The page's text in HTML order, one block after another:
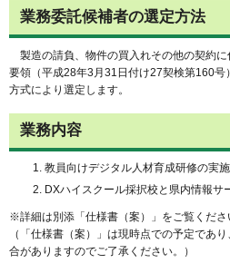
業務委託候補者の選定方法
製造の請負、物件の買入れその他の契約
要領（平成28年3月31日付け27契検第160号
方式により選定します。
業務内容
教員向けデジタル人材育成研修の実
DXハイスクール採択校と県内情報サ
※詳細は別添「仕様書（案）」をご覧くださ
（「仕様書（案）」は現時点での予定であ
合がありますのでご了承ください。）